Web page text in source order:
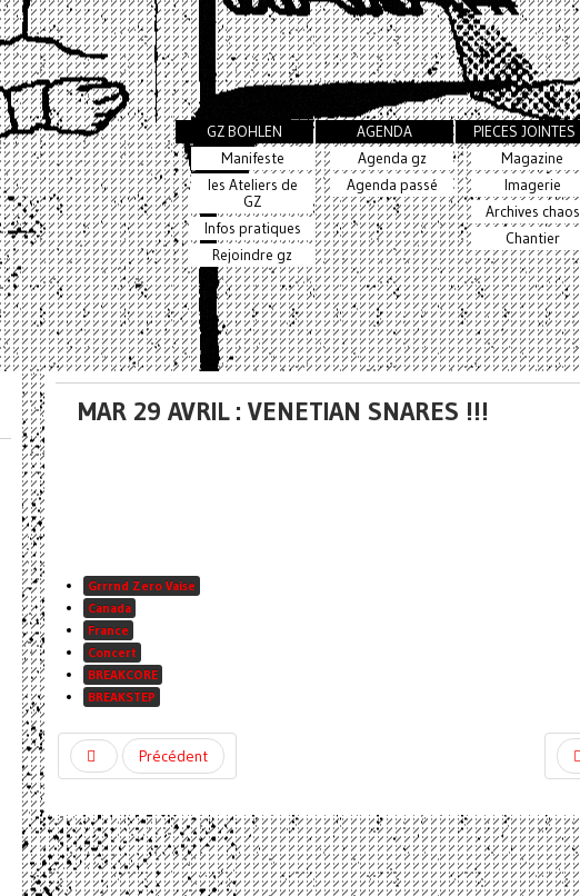
GZ BOHLEN
Manifeste
les Ateliers de
GZ
Infos pratiques
Rejoindre gz
AGENDA
Agenda gz
Agenda passé
PIECES JOINTES
Magazine
Imagerie
Archives chaos
Chantier
MAR 29 AVRIL : VENETIAN SNARES !!!
Grrrnd Zero Vaise
Canada
France
Concert
BREAKCORE
BREAKSTEP
Précédent